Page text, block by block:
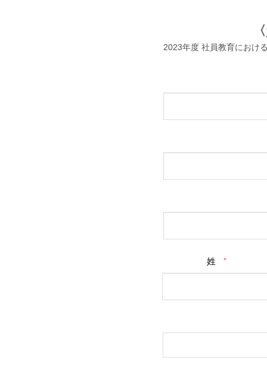
2023年度 社員教育におけ
姓